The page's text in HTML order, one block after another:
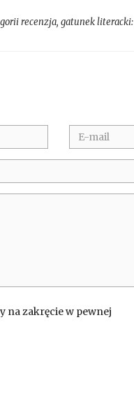
recenzja, gatunek literacki:
na zakręcie w pewnej